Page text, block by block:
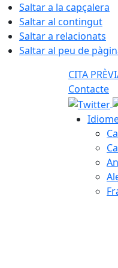
Saltar a la capçalera
Saltar al contingut
Saltar a relacionats
Saltar al peu de
CITA
Contacte